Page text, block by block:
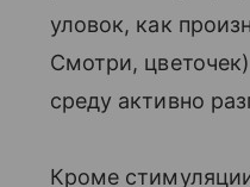
уловок, как
Смотри,
среду активно
Кроме